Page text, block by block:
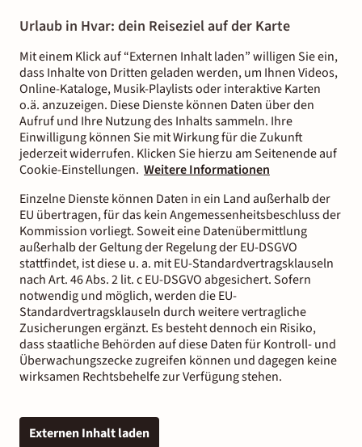
Urlaub in Hvar: dein Reiseziel auf der Karte
Mit einem Klick auf “Externen Inhalt laden” willigen Sie ein,
dass Inhalte von Dritten geladen werden, um Ihnen Videos,
Online-Kataloge, Musik-Playlists oder interaktive Karten
o.ä. anzuzeigen. Diese Dienste können Daten über den
Aufruf und Ihre Nutzung des Inhalts sammeln. Ihre
Einwilligung können Sie mit Wirkung für die Zukunft
jederzeit widerrufen. Klicken Sie hierzu am Seitenende auf
Cookie-Einstellungen. Weitere Informationen
Einzelne Dienste können Daten in ein Land außerhalb der
EU übertragen, für das kein Angemessenheitsbeschluss der
Kommission vorliegt. Soweit eine Datenübermittlung
außerhalb der Geltung der Regelung der EU-DSGVO
stattfindet, ist diese u. a. mit EU-Standardvertragsklauseln
nach Art. 46 Abs. 2 lit. c EU-DSGVO abgesichert. Sofern
notwendig und möglich, werden die EU-
Standardvertragsklauseln durch weitere vertragliche
Zusicherungen ergänzt. Es besteht dennoch ein Risiko,
dass staatliche Behörden auf diese Daten für Kontroll- und
Überwachungszecke zugreifen können und dagegen keine
wirksamen Rechtsbehelfe zur Verfügung stehen.
Externen Inhalt laden